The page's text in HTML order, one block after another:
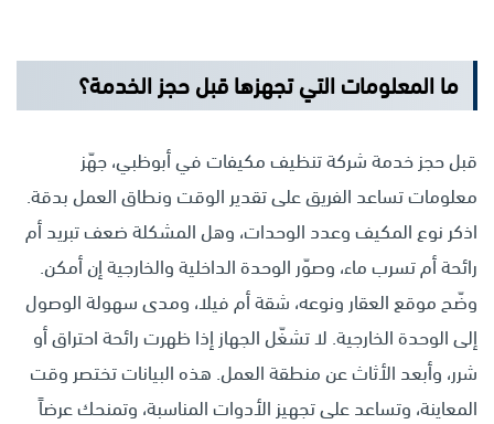
ما المعلومات التي تجهزها قبل حجز الخدمة؟
قبل حجز خدمة شركة تنظيف مكيفات في أبوظبي، جهّز
معلومات تساعد الفريق على تقدير الوقت ونطاق العمل بدقة.
اذكر نوع المكيف وعدد الوحدات، وهل المشكلة ضعف تبريد أم
رائحة أم تسرب ماء، وصوّر الوحدة الداخلية والخارجية إن أمكن.
وضّح موقع العقار ونوعه، شقة أم فيلا، ومدى سهولة الوصول
إلى الوحدة الخارجية. لا تشغّل الجهاز إذا ظهرت رائحة احتراق أو
شرر، وأبعد الأثاث عن منطقة العمل. هذه البيانات تختصر وقت
المعاينة، وتساعد على تجهيز الأدوات المناسبة، وتمنحك عرضاً